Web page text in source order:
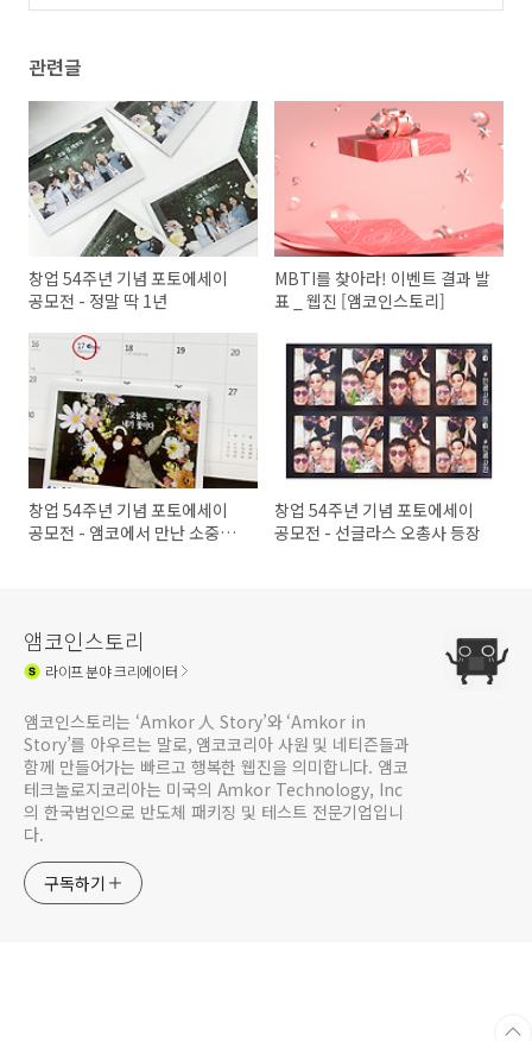
관련글
창업 54주년 기념 포토에세이
공모전 - 정말 딱 1년
MBTI를 찾아라! 이벤트 결과 발
표 _ 웹진 [앰코인스토리]
창업 54주년 기념 포토에세이
공모전 - 앰코에서 만난 소중한
창업 54주년 기념 포토에세이
공모전 - 선글라스 오총사 등장
앰코인스토리
라이프분야 크리에이터
앰코인스토리는 ‘Amkor 人 Story’와 ‘Amkor in
Story’를 아우르는 말로, 앰코코리아 사원 및 네티즌들과
함께 만들어가는 빠르고 행복한 웹진을 의미합니다. 앰코
테크놀로지코리아는 미국의 Amkor Technology, Inc
의 한국법인으로 반도체 패키징 및 테스트 전문기업입니
다.
구독하기